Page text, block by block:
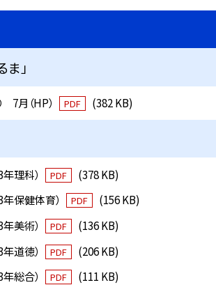
ま」
月（HP） PDF (382 KB)
理科） PDF
(378 KB)
保健体育）
PDF
(156 KB)
美術）
PDF
(136 KB)
道徳）
PDF
(206 KB)
総合）
PDF (111 KB)